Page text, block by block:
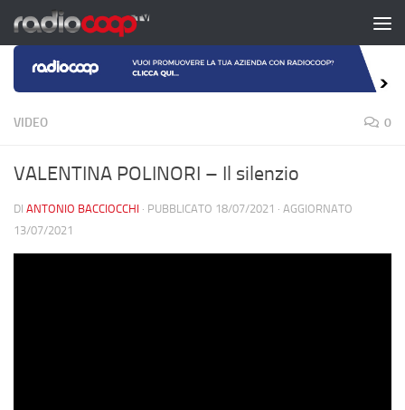
Salta al contenuto
VIDEO 0
VALENTINA POLINORI – Il silenzio
DI ANTONIO BACCIOCCHI · PUBBLICATO 18/07/2021 · AGGIORNATO
13/07/2021